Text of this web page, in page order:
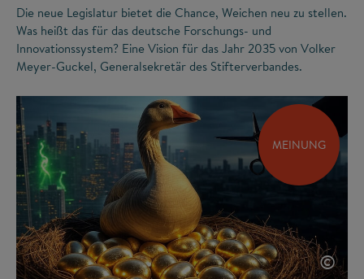
Die neue Legislatur bietet die Chance, Weichen neu zu stellen.
Was heißt das für das deutsche Forschungs- und
Innovationssystem? Eine Vision für das Jahr 2035 von Volker
Meyer-Guckel, Generalsekretär des Stifterverbandes.
MEINUNG
©